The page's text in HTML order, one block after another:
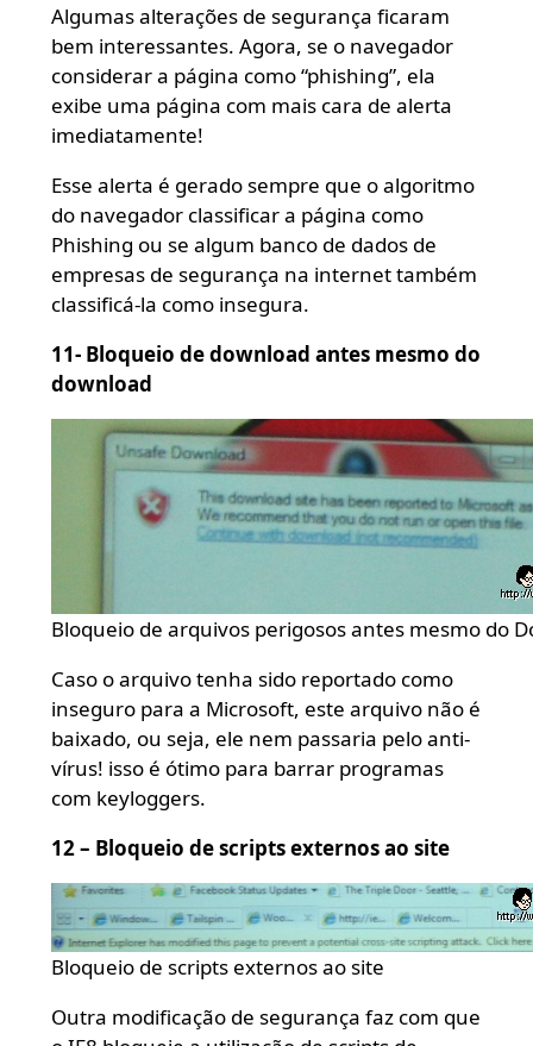
Algumas alterações de segurança ficaram
bem interessantes. Agora, se o navegador
considerar a página como “phishing”, ela
exibe uma página com mais cara de alerta
imediatamente!
Esse alerta é gerado sempre que o algoritmo
do navegador classificar a página como
Phishing ou se algum banco de dados de
empresas de segurança na internet também
classificá-la como insegura.
11- Bloqueio de download antes mesmo do
download
Bloqueio de arquivos perigosos antes mesmo do
Caso o arquivo tenha sido reportado como
inseguro para a Microsoft, este arquivo não é
baixado, ou seja, ele nem passaria pelo anti-
vírus! isso é ótimo para barrar programas
com keyloggers.
12 – Bloqueio de scripts externos ao site
Bloqueio de scripts externos ao site
Outra modificação de segurança faz com que